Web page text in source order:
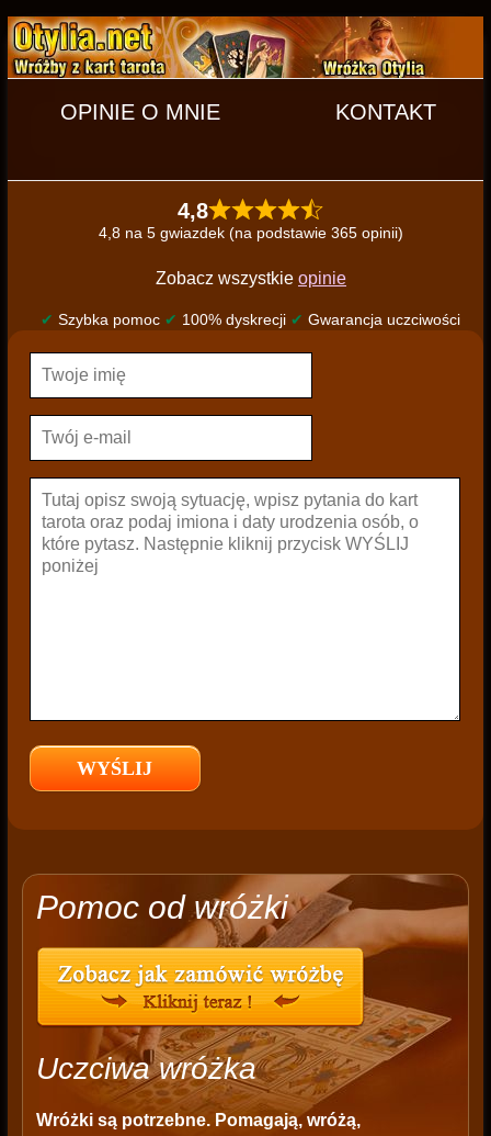
OPINIE O MNIE KONTAKT
4,8
4,8 na 5 gwiazdek (na podstawie 365 opinii)
Zobacz wszystkie opinie
✔ Szybka pomoc ✔ 100% dyskrecji ✔ Gwarancja uczciwości
Pomoc od wróżki
Uczciwa wróżka
Wróżki są potrzebne. Pomagają, wróżą,